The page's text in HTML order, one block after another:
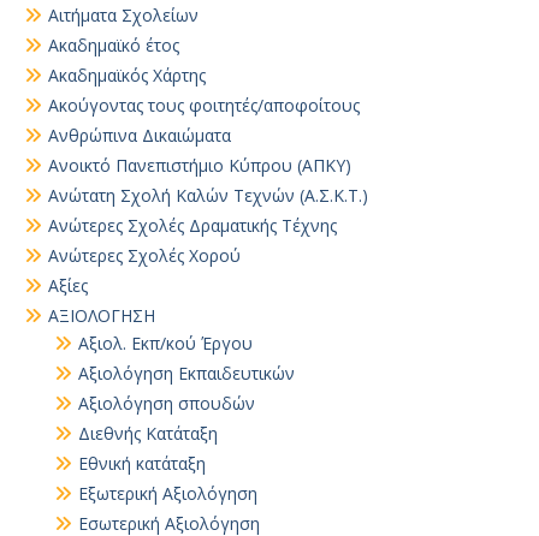
Αιτήματα Σχολείων
Ακαδημαϊκό έτος
Ακαδημαϊκός Χάρτης
Ακούγοντας τους φοιτητές/αποφοίτους
Ανθρώπινα Δικαιώματα
Ανοικτό Πανεπιστήμιο Κύπρου (ΑΠΚΥ)
Ανώτατη Σχολή Καλών Τεχνών (Α.Σ.Κ.Τ.)
Ανώτερες Σχολές Δραματικής Τέχνης
Ανώτερες Σχολές Χορού
Αξίες
ΑΞΙΟΛΟΓΗΣΗ
Αξιολ. Εκπ/κού Έργου
Αξιολόγηση Εκπαιδευτικών
Αξιολόγηση σπουδών
Διεθνής Κατάταξη
Εθνική κατάταξη
Εξωτερική Αξιολόγηση
Εσωτερική Αξιολόγηση